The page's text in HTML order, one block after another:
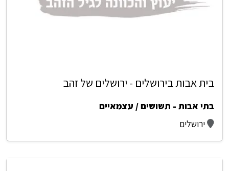
בית אבות בירושלים - ירושלים של זהב
בתי אבות - תשושים / עצמאיים
ירושלים